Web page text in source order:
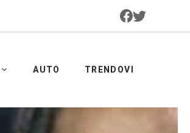
AUTO TRENDOVI